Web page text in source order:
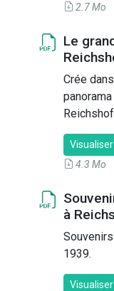
2.7 Mo
Le
Crée
Visualiser
4.3 Mo
à
1939.
Visualiser